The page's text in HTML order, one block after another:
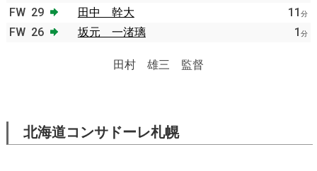
FW 29 田中 幹大 11 分
FW 26 坂元 一渚璃 1 分
田村 雄三 監督
北海道コンサドーレ札幌